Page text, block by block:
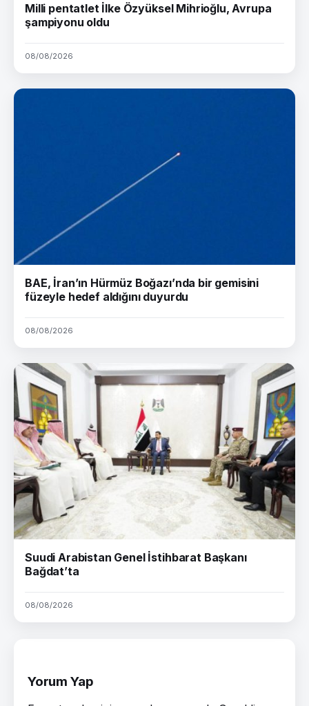
Milli pentatlet İlke Özyüksel Mihrioğlu, Avrupa
şampiyonu oldu
08/08/2026
BAE, İran’ın Hürmüz Boğazı’nda bir gemisini
füzeyle hedef aldığını duyurdu
08/08/2026
Suudi Arabistan Genel İstihbarat Başkanı
Bağdat’ta
08/08/2026
Yorum Yap